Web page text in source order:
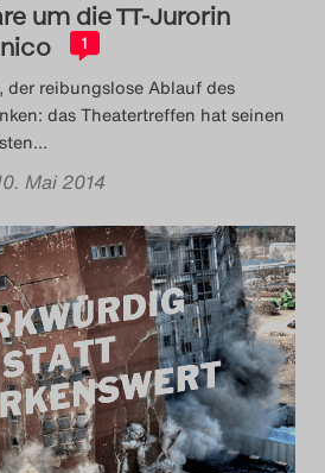
um die TT-Jurorin
1
der reibungslose Ablauf des
das Theatertreffen hat seinen
…
Mai 2014